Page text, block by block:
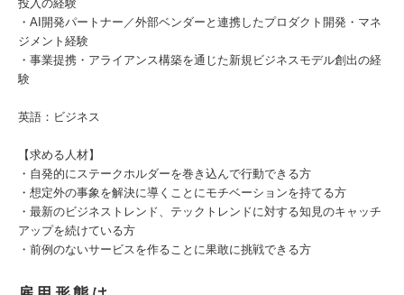
投入の経験
・AI開発パートナー／外部ベンダーと連携したプロダクト開発・マネ
ジメント経験
・事業提携・アライアンス構築を通じた新規ビジネスモデル創出の経
験
英語：ビジネス
【求める人材】
・自発的にステークホルダーを巻き込んで行動できる方
・想定外の事象を解決に導くことにモチベーションを持てる方
・最新のビジネストレンド、テックトレンドに対する知見のキャッチ
アップを続けている方
・前例のないサービスを作ることに果敢に挑戦できる方